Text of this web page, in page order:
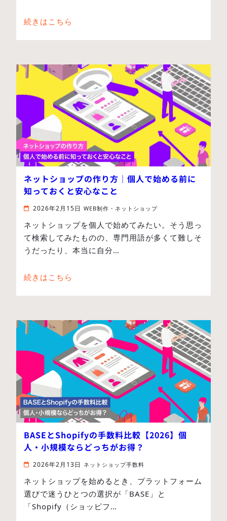
続きはこちら
ネットショップの作り方｜個人で始める前に
知っておくと安心なこと
2026年2月15日 WEB制作・ネットショップ
ネットショップを個人で始めてみたい。そう思っ
て検索してみたものの、専門用語が多くて難しそ
うだったり、本当に自分…
続きはこちら
BASEとShopifyの手数料比較【2026】個
人・小規模ならどっちがお得？
2026年2月13日 ネットショップ手数料
ネットショップを始めるとき、プラットフォーム
選びで迷うひとつの選択が「BASE」と
「Shopify（ショッピフ…